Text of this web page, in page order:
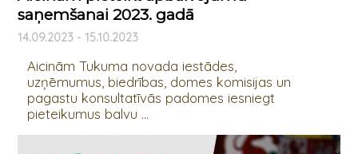
saņemšanai 2023. gadā
14.09.2023 - 15.10.2023
Aicinām Tukuma novada iestādes,
uzņēmumus, biedrības, domes komisijas un
pagastu konsultatīvās padomes iesniegt
pieteikumus balvu ...